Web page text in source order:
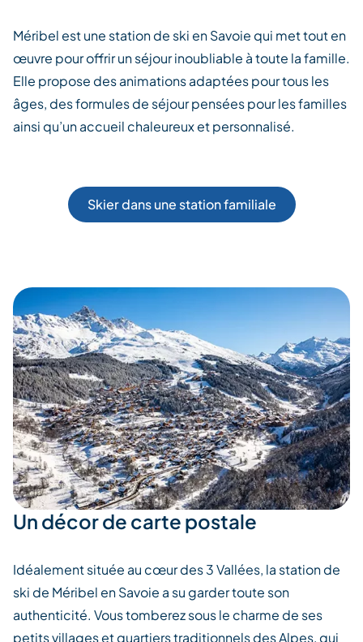
Méribel est une station de ski en Savoie qui met tout en
œuvre pour offrir un séjour inoubliable à toute la famille.
Elle propose des animations adaptées pour tous les
âges, des formules de séjour pensées pour les familles
ainsi qu’un accueil chaleureux et personnalisé.
Skier dans une station familiale
Un décor de carte postale
Idéalement située au cœur des 3 Vallées, la station de
ski de Méribel en Savoie a su garder toute son
authenticité. Vous tomberez sous le charme de ses
petits villages et quartiers traditionnels des Alpes, qui